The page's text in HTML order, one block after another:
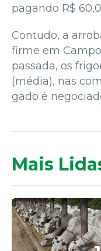
pagando R$
Contudo, a
firme em
passada, os
(média), nas
gado é
Mais